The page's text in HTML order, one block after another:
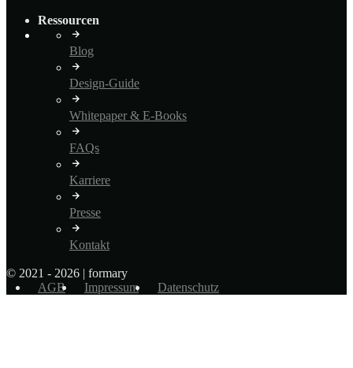
Ressourcen
Blog
Design-Guide
Whitepaper & E-Books
FAQs
Karriere
Presse
Kontakt
© 2021 - 2026 | formary
AGB
Impressum Datenschutz